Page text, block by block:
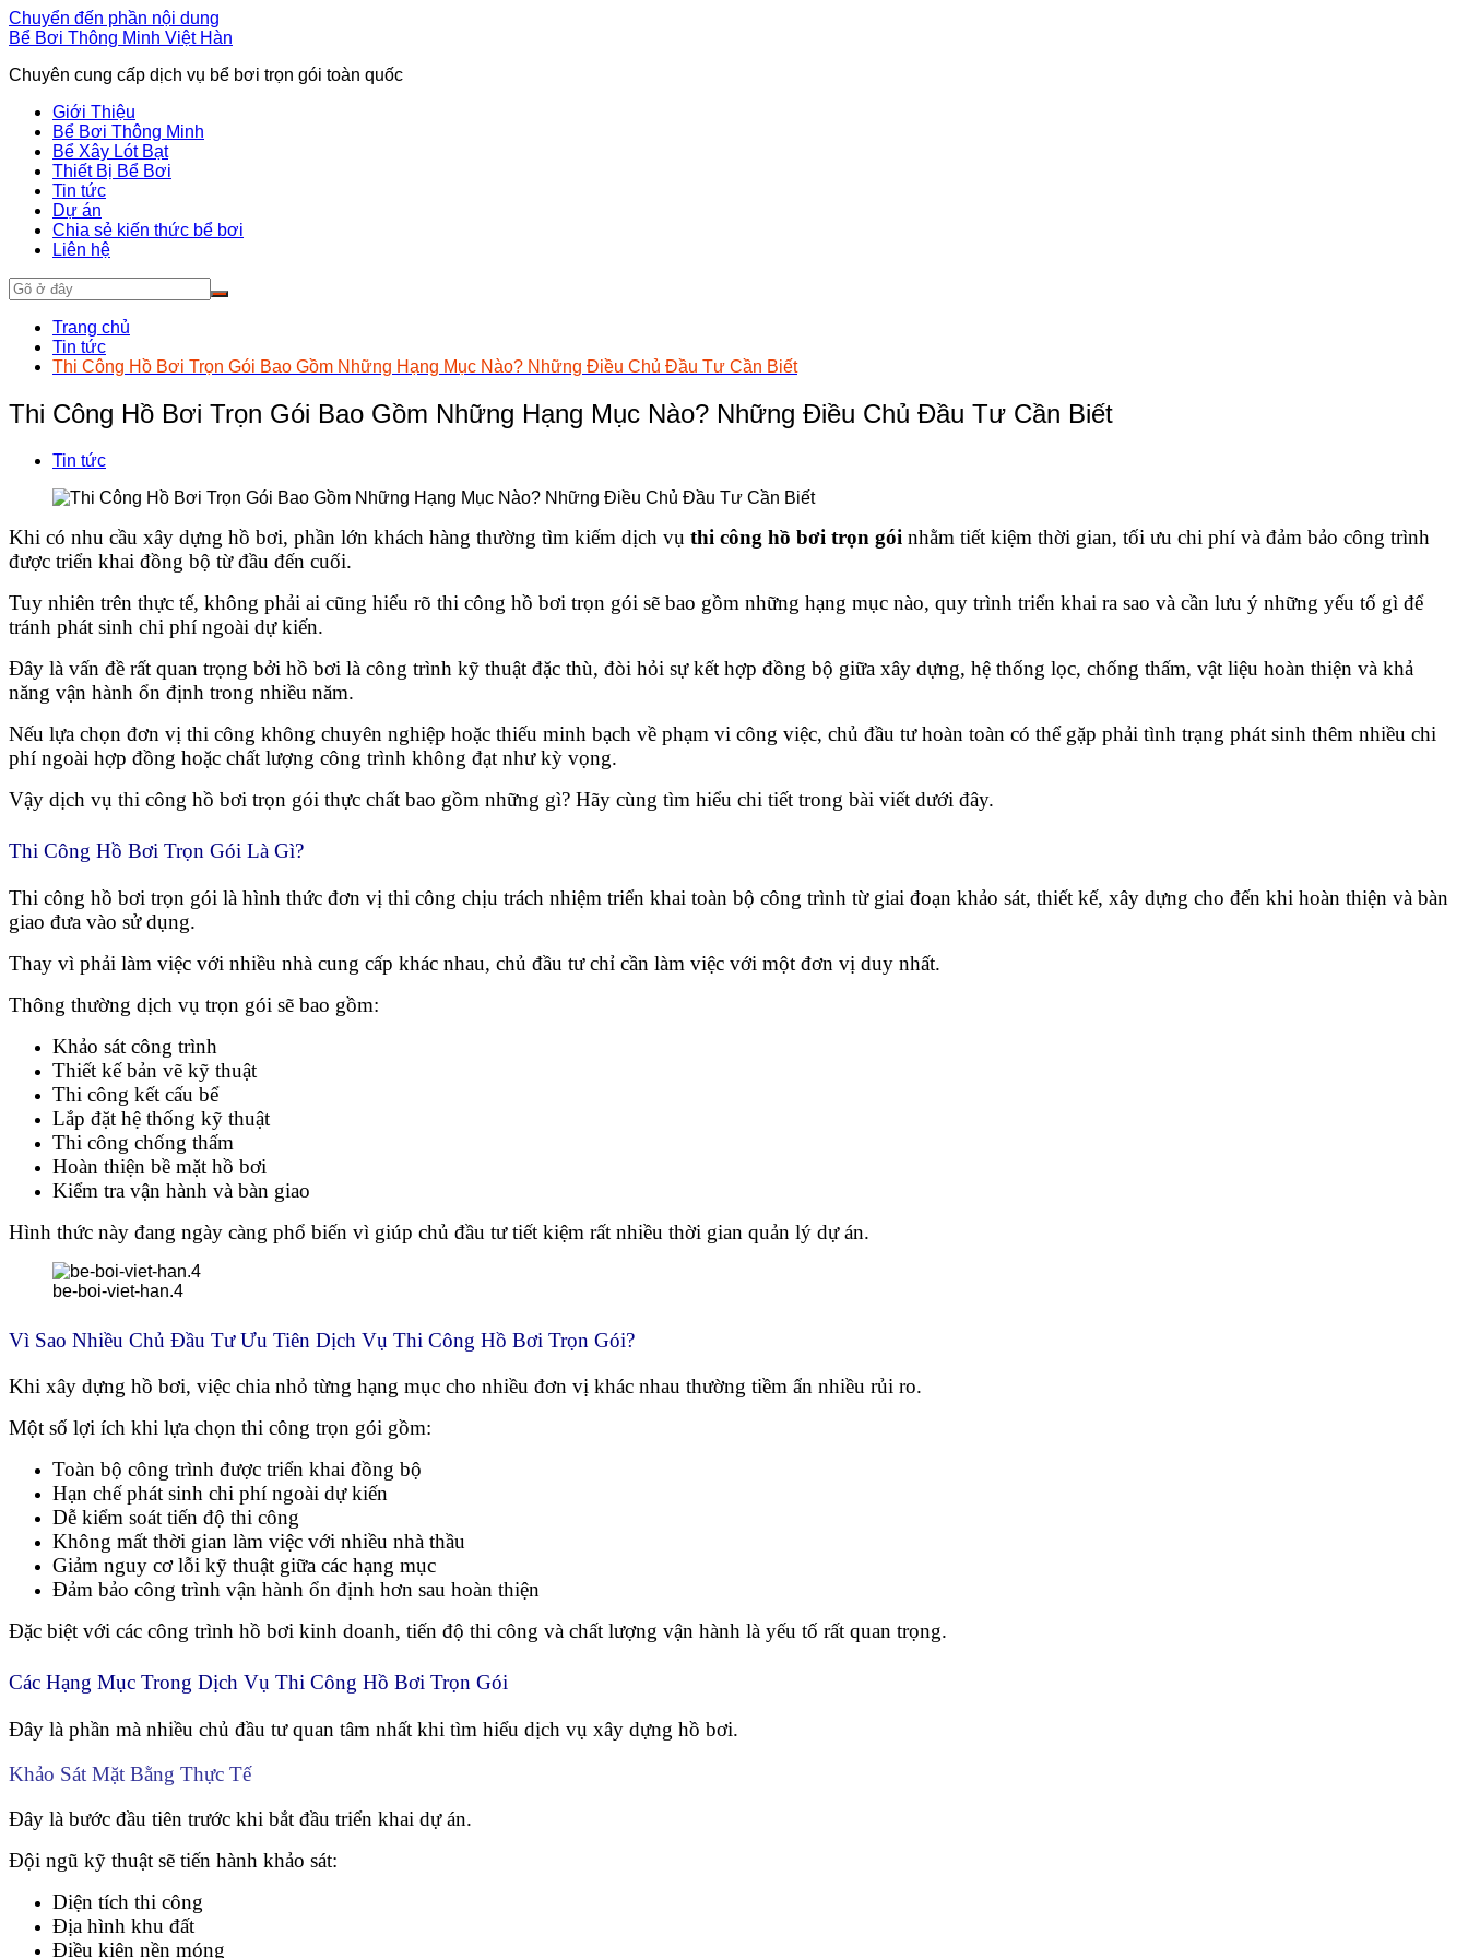
Chuyển đến phần nội dung
Bể Bơi Thông Minh Việt Hàn
Chuyên cung cấp dịch vụ bể bơi trọn gói toàn quốc
Giới Thiệu
Bể Bơi Thông Minh
Bể Xây Lót Bạt
Thiết Bị Bể Bơi
Tin tức
Dự án
Chia sẻ kiến thức bể bơi
Liên hệ
Trang chủ
Tin tức
Thi Công Hồ Bơi Trọn Gói Bao Gồm Những Hạng Mục Nào? Những Điều Chủ Đầu Tư Cần Biết
Thi Công Hồ Bơi Trọn Gói Bao Gồm Những Hạng Mục Nào? Những Điều Chủ Đầu Tư Cần Biết
Tin tức
Khi có nhu cầu xây dựng hồ bơi, phần lớn khách hàng thường tìm kiếm dịch vụ thi công hồ bơi trọn gói nhằm tiết kiệm thời gian, tối ưu chi phí và đảm bảo công trình
được triển khai đồng bộ từ đầu đến cuối.
Tuy nhiên trên thực tế, không phải ai cũng hiểu rõ thi công hồ bơi trọn gói sẽ bao gồm những hạng mục nào, quy trình triển khai ra sao và cần lưu ý những yếu tố gì để
tránh phát sinh chi phí ngoài dự kiến.
Đây là vấn đề rất quan trọng bởi hồ bơi là công trình kỹ thuật đặc thù, đòi hỏi sự kết hợp đồng bộ giữa xây dựng, hệ thống lọc, chống thấm, vật liệu hoàn thiện và khả
năng vận hành ổn định trong nhiều năm.
Nếu lựa chọn đơn vị thi công không chuyên nghiệp hoặc thiếu minh bạch về phạm vi công việc, chủ đầu tư hoàn toàn có thể gặp phải tình trạng phát sinh thêm nhiều chi
phí ngoài hợp đồng hoặc chất lượng công trình không đạt như kỳ vọng.
Vậy dịch vụ thi công hồ bơi trọn gói thực chất bao gồm những gì? Hãy cùng tìm hiểu chi tiết trong bài viết dưới đây.
Thi Công Hồ Bơi Trọn Gói Là Gì?
Thi công hồ bơi trọn gói là hình thức đơn vị thi công chịu trách nhiệm triển khai toàn bộ công trình từ giai đoạn khảo sát, thiết kế, xây dựng cho đến khi hoàn thiện và bàn
giao đưa vào sử dụng.
Thay vì phải làm việc với nhiều nhà cung cấp khác nhau, chủ đầu tư chỉ cần làm việc với một đơn vị duy nhất.
Thông thường dịch vụ trọn gói sẽ bao gồm:
Khảo sát công trình
Thiết kế bản vẽ kỹ thuật
Thi công kết cấu bể
Lắp đặt hệ thống kỹ thuật
Thi công chống thấm
Hoàn thiện bề mặt hồ bơi
Kiểm tra vận hành và bàn giao
Hình thức này đang ngày càng phổ biến vì giúp chủ đầu tư tiết kiệm rất nhiều thời gian quản lý dự án.
be-boi-viet-han.4
Vì Sao Nhiều Chủ Đầu Tư Ưu Tiên Dịch Vụ Thi Công Hồ Bơi Trọn Gói?
Khi xây dựng hồ bơi, việc chia nhỏ từng hạng mục cho nhiều đơn vị khác nhau thường tiềm ẩn nhiều rủi ro.
Một số lợi ích khi lựa chọn thi công trọn gói gồm:
Toàn bộ công trình được triển khai đồng bộ
Hạn chế phát sinh chi phí ngoài dự kiến
Dễ kiểm soát tiến độ thi công
Không mất thời gian làm việc với nhiều nhà thầu
Giảm nguy cơ lỗi kỹ thuật giữa các hạng mục
Đảm bảo công trình vận hành ổn định hơn sau hoàn thiện
Đặc biệt với các công trình hồ bơi kinh doanh, tiến độ thi công và chất lượng vận hành là yếu tố rất quan trọng.
Các Hạng Mục Trong Dịch Vụ Thi Công Hồ Bơi Trọn Gói
Đây là phần mà nhiều chủ đầu tư quan tâm nhất khi tìm hiểu dịch vụ xây dựng hồ bơi.
Khảo Sát Mặt Bằng Thực Tế
Đây là bước đầu tiên trước khi bắt đầu triển khai dự án.
Đội ngũ kỹ thuật sẽ tiến hành khảo sát:
Diện tích thi công
Địa hình khu đất
Điều kiện nền móng